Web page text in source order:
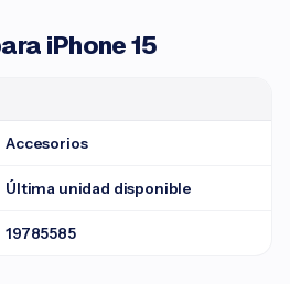
iPhone 15
Accesorios
Última unidad disponible
19785585